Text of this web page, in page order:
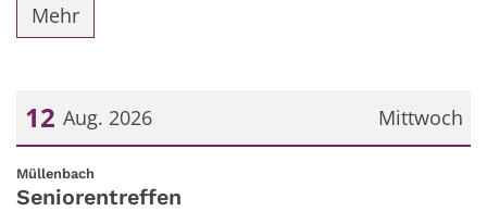
Mehr
Mittwoch
12 Aug. 2026
Datum: 12. August 2026
Müllenbach
Seniorentreffen